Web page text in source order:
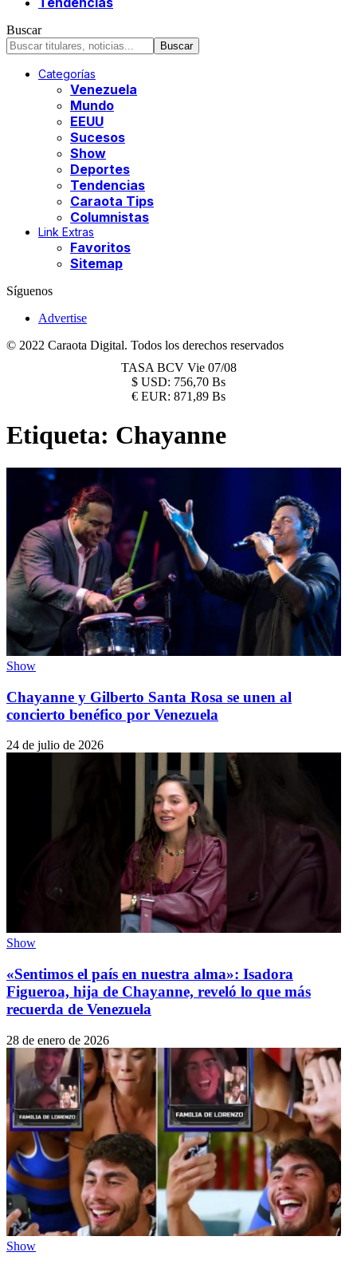
Buscar
Categorías
Venezuela
Mundo
EEUU
Sucesos
Show
Deportes
Tendencias
Caraota Tips
Columnistas
Link Extras
Favoritos
Sitemap
Síguenos
Advertise
© 2022 Caraota Digital. Todos los derechos reservados
TASA BCV Vie 07/08
$ USD: 756,70 Bs
€ EUR: 871,89 Bs
Etiqueta: Chayanne
Show
Chayanne y Gilberto Santa Rosa se unen al
concierto benéfico por Venezuela
24 de julio de 2026
Show
«Sentimos el país en nuestra alma»: Isadora
Figueroa, hija de Chayanne, reveló lo que más
recuerda de Venezuela
28 de enero de 2026
Show